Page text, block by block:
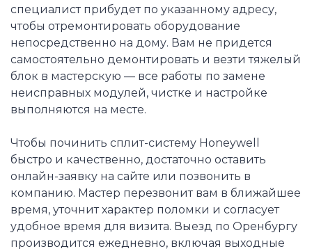
специалист прибудет по указанному адресу,
чтобы отремонтировать оборудование
непосредственно на дому. Вам не придется
самостоятельно демонтировать и везти тяжелый
блок в мастерскую — все работы по замене
неисправных модулей, чистке и настройке
выполняются на месте.
Чтобы починить сплит-систему Honeywell
быстро и качественно, достаточно оставить
онлайн-заявку на сайте или позвонить в
компанию. Мастер перезвонит вам в ближайшее
время, уточнит характер поломки и согласует
удобное время для визита. Выезд по Оренбургу
производится ежедневно, включая выходные